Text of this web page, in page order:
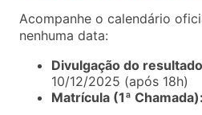
Acompanhe o calendário
nenhuma data:
Divulgação do
10/12/2025 (após 18h)
Matrícula (1ª Chamada):